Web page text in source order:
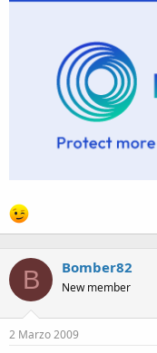
B Bomber82
New member
2 Marzo 2009